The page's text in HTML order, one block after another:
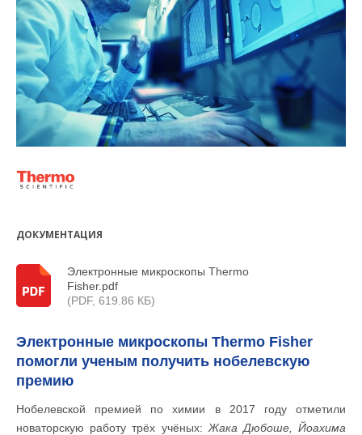
ДОКУМЕНТАЦИЯ
Электронные микроскопы Thermo
Fisher.pdf
(PDF, 619.86 КБ)
Электронные микроскопы Thermo Fisher
помогли ученым получить нобелевскую
премию
Нобелевской премией по химии в 2017 году отметили
новаторскую работу трёх учёных: Жака Дюбоше, Йоахима